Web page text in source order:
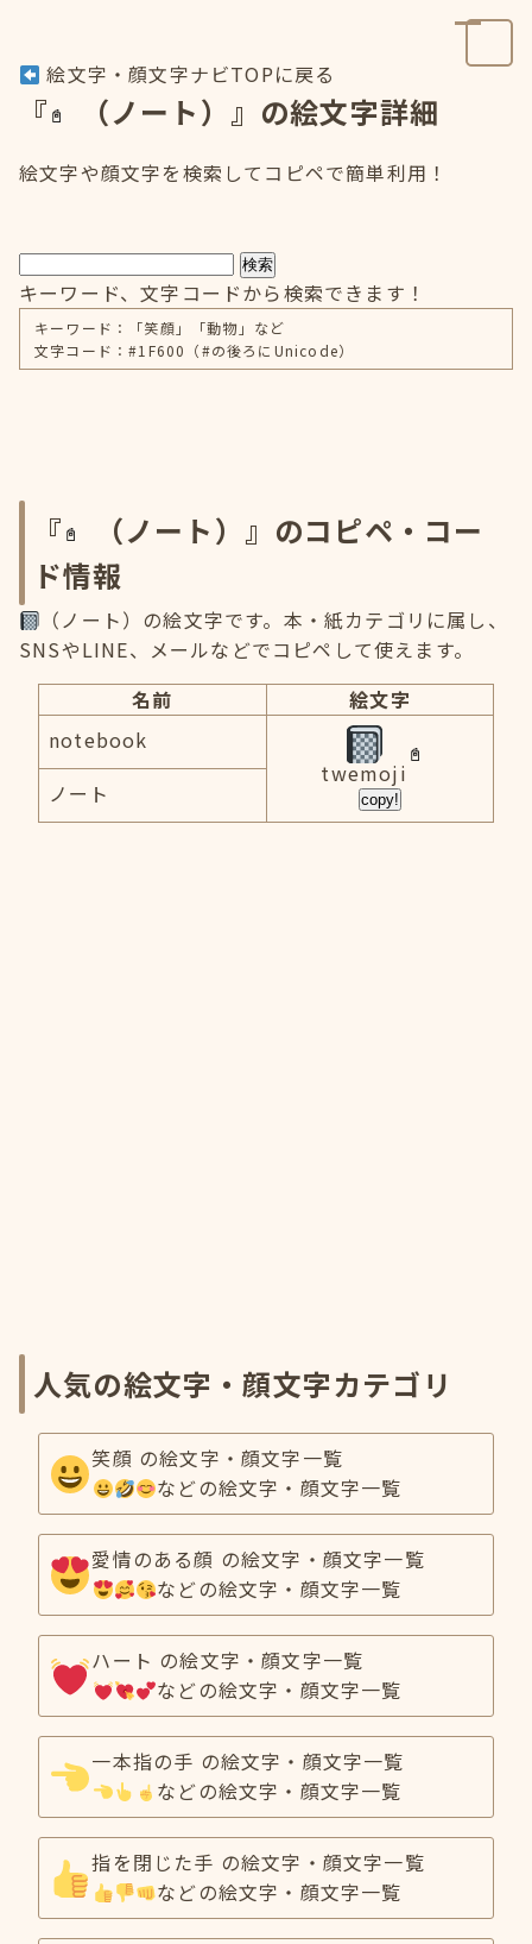
絵文字・顔文字ナビTOPに戻る
『 （ノート）』の絵文字詳細
絵文字や顔文字を検索してコピペで簡単利用！
検索
キーワード、文字コードから検索できます！
キーワード：「笑顔」「動物」など
文字コード：#1F600（#の後ろにUnicode）
『
（ノート）』のコピペ・コー
ド情報
（ノート）の絵文字です。本・紙カテゴリに属し、
SNSやLINE、メールなどでコピペして使えます。
名前
絵文字
notebook
twemoji
copy!
ノート
人気の絵文字・顔文字カテゴリ
笑顔 の絵文字・顔文字一覧
などの絵文字・顔文字一覧
愛情のある顔 の絵文字・顔文字一覧
などの絵文字・顔文字一覧
ハート の絵文字・顔文字一覧
などの絵文字・顔文字一覧
一本指の手 の絵文字・顔文字一覧
などの絵文字・顔文字一覧
指を閉じた手 の絵文字・顔文字一覧
などの絵文字・顔文字一覧